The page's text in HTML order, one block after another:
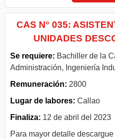
CAS N° 035:
UNIDADES
Se requiere: Bachiller de la
Administración, Ingeniería
Remuneración: 2800
Lugar de labores: Callao
Finaliza: 12 de abril del 2023
Para mayor detalle